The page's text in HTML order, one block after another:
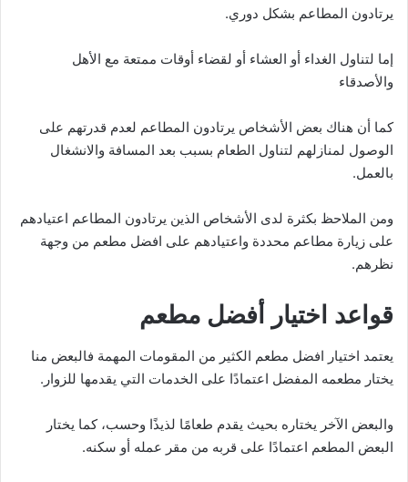
يرتادون المطاعم بشكل دوري.
إما لتناول الغداء أو العشاء أو لقضاء أوقات ممتعة مع الأهل
والأصدقاء
كما أن هناك بعض الأشخاص يرتادون المطاعم لعدم قدرتهم على
الوصول لمنازلهم لتناول الطعام بسبب بعد المسافة والانشغال
بالعمل.
ومن الملاحظ بكثرة لدى الأشخاص الذين يرتادون المطاعم اعتيادهم
على زيارة مطاعم محددة واعتيادهم على افضل مطعم من وجهة
نظرهم.
قواعد اختيار أفضل مطعم
يعتمد اختيار افضل مطعم الكثير من المقومات المهمة فالبعض منا
يختار مطعمه المفضل اعتمادًا على الخدمات التي يقدمها للزوار.
والبعض الآخر يختاره بحيث يقدم طعامًا لذيذًا وحسب، كما يختار
البعض المطعم اعتمادًا على قربه من مقر عمله أو سكنه.